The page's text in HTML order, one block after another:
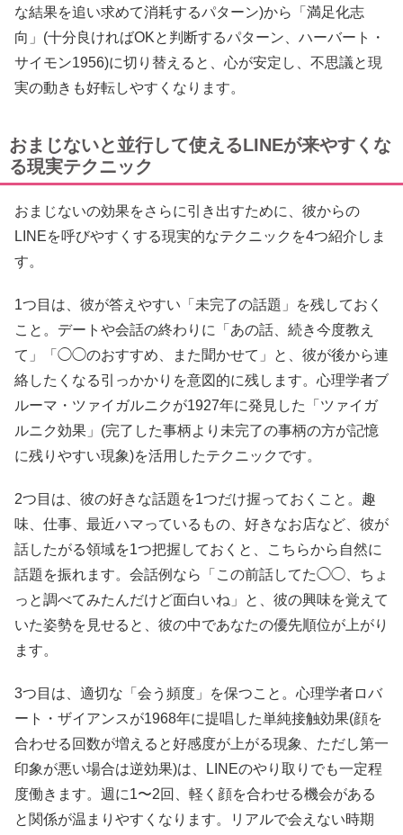
な結果を追い求めて消耗するパターン)から「満足化志
向」(十分良ければOKと判断するパターン、ハーバート・
サイモン1956)に切り替えると、心が安定し、不思議と現
実の動きも好転しやすくなります。
おまじないと並行して使えるLINEが来やすくな
る現実テクニック
おまじないの効果をさらに引き出すために、彼からの
LINEを呼びやすくする現実的なテクニックを4つ紹介しま
す。
1つ目は、彼が答えやすい「未完了の話題」を残しておく
こと。デートや会話の終わりに「あの話、続き今度教え
て」「◯◯のおすすめ、また聞かせて」と、彼が後から連
絡したくなる引っかかりを意図的に残します。心理学者ブ
ルーマ・ツァイガルニクが1927年に発見した「ツァイガ
ルニク効果」(完了した事柄より未完了の事柄の方が記憶
に残りやすい現象)を活用したテクニックです。
2つ目は、彼の好きな話題を1つだけ握っておくこと。趣
味、仕事、最近ハマっているもの、好きなお店など、彼が
話したがる領域を1つ把握しておくと、こちらから自然に
話題を振れます。会話例なら「この前話してた◯◯、ちょ
っと調べてみたんだけど面白いね」と、彼の興味を覚えて
いた姿勢を見せると、彼の中であなたの優先順位が上がり
ます。
3つ目は、適切な「会う頻度」を保つこと。心理学者ロバ
ート・ザイアンスが1968年に提唱した単純接触効果(顔を
合わせる回数が増えると好感度が上がる現象、ただし第一
印象が悪い場合は逆効果)は、LINEのやり取りでも一定程
度働きます。週に1〜2回、軽く顔を合わせる機会がある
と関係が温まりやすくなります。リアルで会えない時期